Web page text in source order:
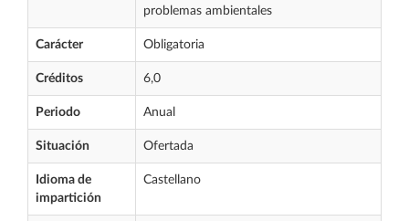
problemas ambientales
Carácter Obligatoria
Créditos 6,0
Periodo Anual
Situación Ofertada
Idioma de
impartición
Castellano